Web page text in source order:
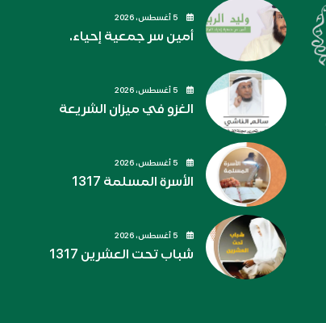
أمين سر جمعية إحياء.
الغزو في ميزان الشريعة
الأسرة المسلمة 1317
شباب تحت العشرين 1317